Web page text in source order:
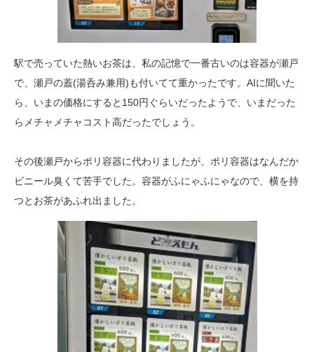
駅で売っていた熱いお茶は、私の記憶で一番古いのは容器が瀬戸
で、瀬戸の蓋(湯呑み兼用)も付いてて重かったです。AIに聞いた
ら、いまの価格にすると150円ぐらいだったようで、いまだった
らメチャメチャコスト高だったでしょう。
その後瀬戸からポリ容器に代わりましたが、ポリ容器はなんだか
ビニール臭くて苦手でした。容器がふにゃふにゃなので、横を持
つとお茶があふれ出ました。